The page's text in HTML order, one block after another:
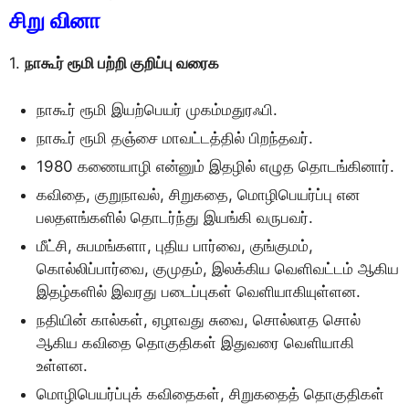
சிறு வினா
1. நாகூர் ரூமி பற்றி குறிப்பு வரைக
நாகூர் ரூமி இயற்பெயர் முகம்மதுரஃபி.
நாகூர் ரூமி தஞ்சை மாவட்டத்தில் பிறந்தவர்.
1980 கணையாழி என்னும் இதழில் எழுத தொடங்கினார்.
கவிதை, குறுநாவல், சிறுகதை, மொழிபெயர்ப்பு என
பலதளங்களில் தொடர்ந்து இயங்கி வருபவர்.
மீட்சி, சுபமங்களா, புதிய பார்வை, குங்குமம்,
கொல்லிப்பார்வை, குமுதம், இலக்கிய வெளிவட்டம் ஆகிய
இதழ்களில் இவரது படைப்புகள் வெளியாகியுள்ளன.
நதியின் கால்கள், ஏழாவது சுவை, சொல்லாத சொல்
ஆகிய கவிதை தொகுதிகள் இதுவரை வெளியாகி
உள்ளன.
மொழிபெயர்ப்புக் கவிதைகள், சிறுகதைத் தொகுதிகள்